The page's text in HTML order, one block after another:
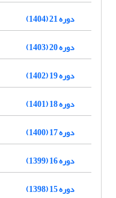
دوره 21 (1404)
دوره 20 (1403)
دوره 19 (1402)
دوره 18 (1401)
دوره 17 (1400)
دوره 16 (1399)
دوره 15 (1398)